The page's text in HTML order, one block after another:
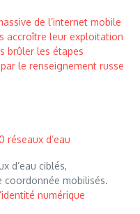
de l’internet mobile
accroître leur exploitation
brûler les étapes
le renseignement russe
réseaux d’eau
d’eau ciblés,
coordonnée mobilisés.
numérique